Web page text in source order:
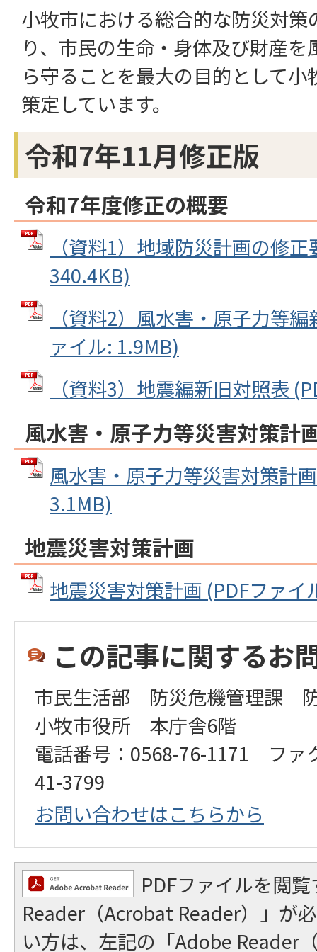
小牧市における総合的な防災対策
り、市民の生命・身体及び財産
ら守ることを最大の目的として
策定しています。
令和7年11月修正版
令和7年度修正の概要
（資料1）地域防災計画の修
340.4KB)
（資料2）風水害・原子力等
ァイル: 1.9MB)
（資料3）地震編新旧対照表
風水害・原子力等災害対策計
風水害・原子力等災害対策計
3.1MB)
地震災害対策計画
地震災害対策計画 (PDFファイ
この記事に関するお
市民生活部 防災危機管理課
小牧市役所 本庁舎6階
電話番号：0568-76-1171 ファ
41-3799
お問い合わせはこちらから
PDFファイルを閲
Reader（Acrobat Reader）」が
い方は、左記の「Adobe Reader